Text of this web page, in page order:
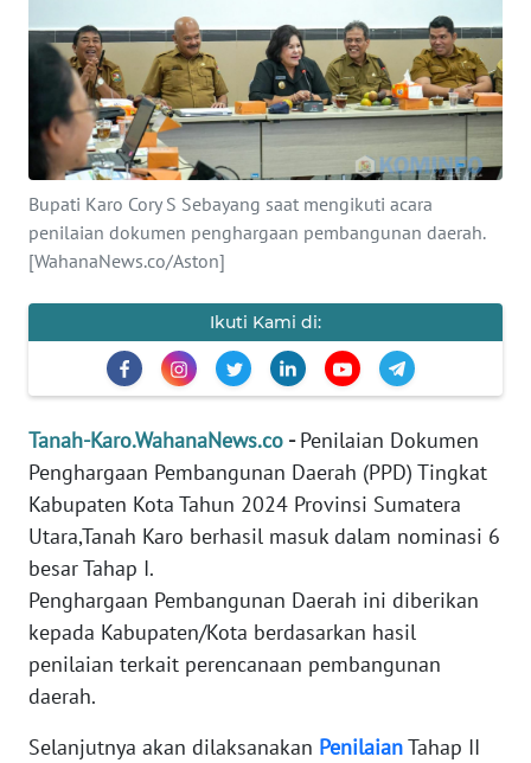
Bupati Karo Cory S Sebayang saat mengikuti acara
penilaian dokumen penghargaan pembangunan daerah.
[WahanaNews.co/Aston]
Ikuti Kami di:
Tanah-Karo.WahanaNews.co -Penilaian Dokumen
Penghargaan Pembangunan Daerah (PPD) Tingkat
Kabupaten Kota Tahun 2024 Provinsi Sumatera
Utara,Tanah Karo berhasil masuk dalam nominasi 6
besar Tahap I.
Penghargaan Pembangunan Daerah ini diberikan
kepada Kabupaten/Kota berdasarkan hasil
penilaian terkait perencanaan pembangunan
daerah.
Selanjutnya akan dilaksanakan PenilaianTahap II
INDEKS
BERITA
KONTAK
KAMI
INFO
IKLAN
KAMI
PEDOMAN
MEDIA
REDAKSI
KARIR
DISCLAIMER
Wahana
News